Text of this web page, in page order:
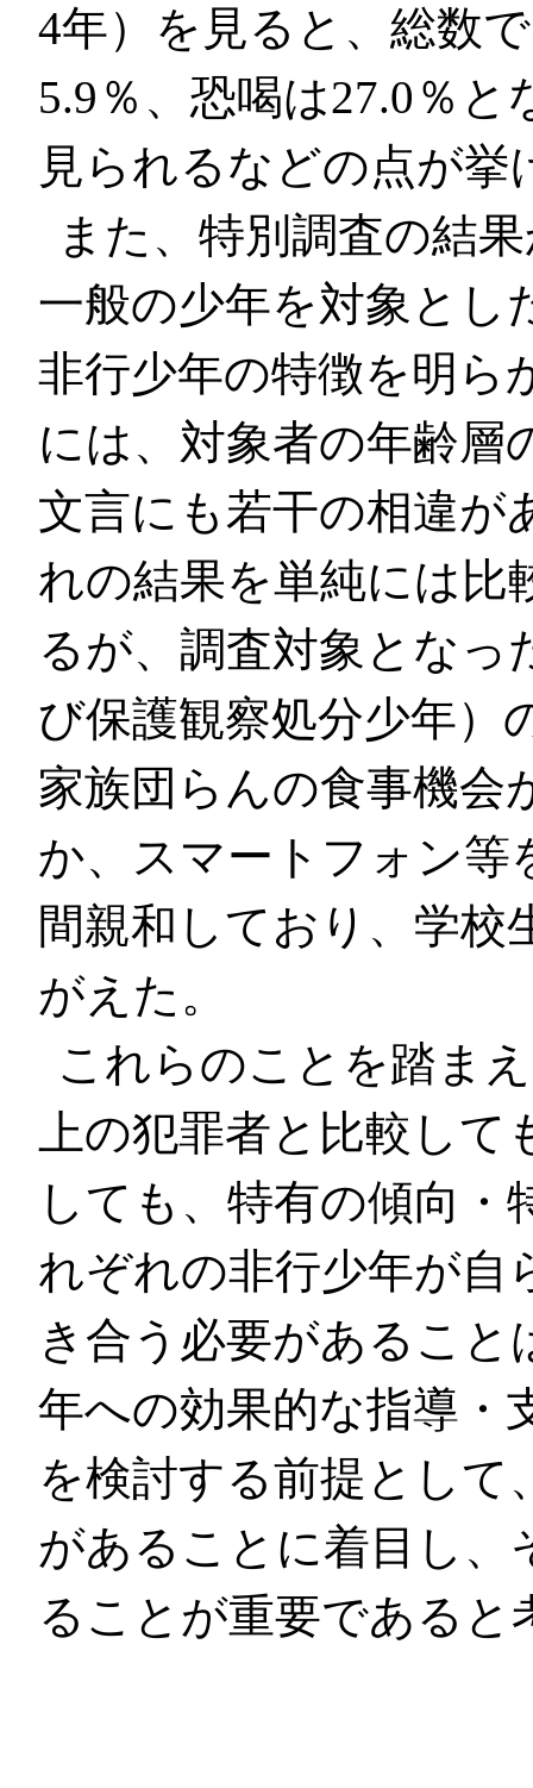
4年）を見ると、総数
5.9％、恐喝は27.0％
見られるなどの点が挙
また、特別調査の結
一般の少年を対象とし
非行少年の特徴を明ら
には、対象者の年齢層
文言にも若干の相違が
れの結果を単純には比
るが、調査対象となっ
び保護観察処分少年）
家族団らんの食事機会
か、スマートフォン等
間親和しており、学校
がえた。
これらのことを踏ま
上の犯罪者と比較し
しても、特有の傾向
れぞれの非行少年が自
き合う必要があるこ
年への効果的な指導・
を検討する前提として
があることに着目し、
ることが重要であると